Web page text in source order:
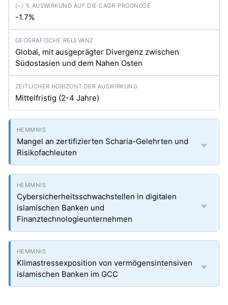
-1.7%
Global, mit ausgeprägter Divergenz zwischen
Südostasien und dem Nahen Osten
Mittelfristig (2-4 Jahre)
Mangel an zertifizierten Scharia-Gelehrten und
Risikofachleuten
Cybersicherheitsschwachstellen in digitalen
islamischen Banken und
Finanztechnologieunternehmen
Klimastressexposition von vermögensintensiven
islamischen Banken im GCC